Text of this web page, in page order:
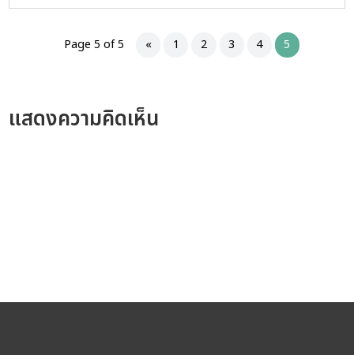
Page 5 of 5 « 1 2 3 4 5
แสดงความคิดเห็น